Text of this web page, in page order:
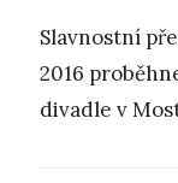
Slavnostní
2016
divadle v